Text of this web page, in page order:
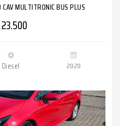
MULTITRONIC BUS PLUS
Diesel 2020